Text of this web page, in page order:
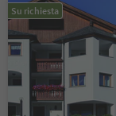
Su richiesta